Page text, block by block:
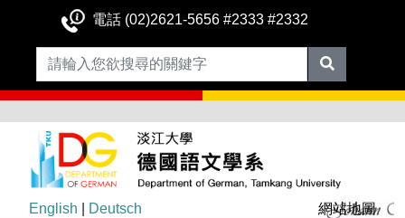
電話 (02)2621-5656 #2333 #2332
English Deutsch 網站地圖